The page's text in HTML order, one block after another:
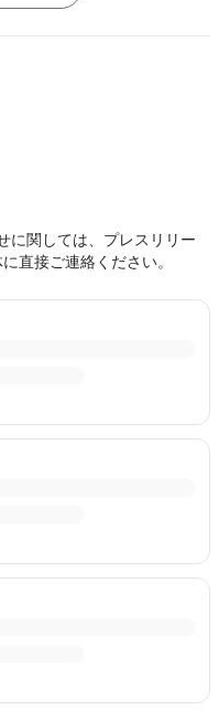
に関しては、プレスリリー
直接ご連絡ください。